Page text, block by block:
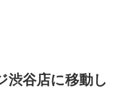
渋谷店に移動し